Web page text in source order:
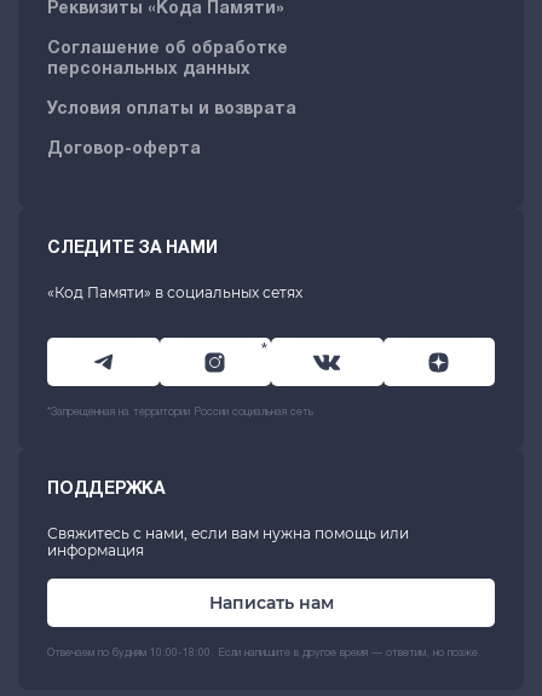
Реквизиты «Кода Памяти»
Соглашение об обработке
персональных данных
Условия оплаты и возврата
Договор-оферта
СЛЕДИТЕ ЗА НАМИ
«Код Памяти» в социальных сетях
*
*Запрещенная на территории России социальная сеть
ПОДДЕРЖКА
Свяжитесь с нами, если вам нужна помощь или
информация
Написать нам
Отвечаем по будням 10:00-18:00. Если напишите в другое время — ответим, но позже.